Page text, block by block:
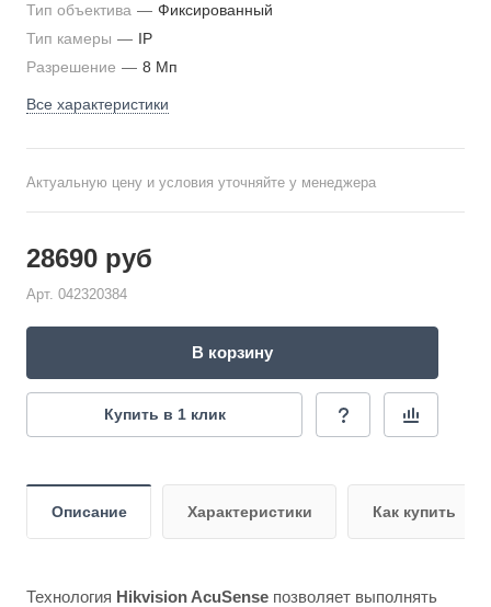
Питание DC 12 В / PoE
Тип объектива — Фиксированный
Тип камеры — IP
Разрешение — 8 Мп
Все характеристики
Актуальную цену и условия уточняйте у менеджера
28690 руб
Арт. 042320384
В корзину
Купить в 1 клик
Описание Характеристики Как купить
Технология Hikvision AcuSense позволяет выполнять